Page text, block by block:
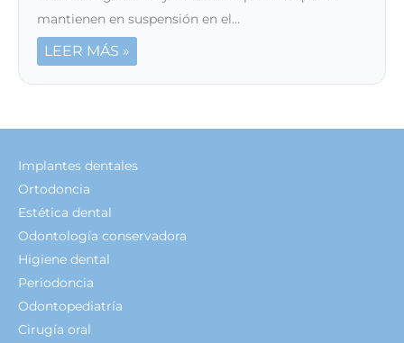
mantienen en suspensión en el…
LEER MÁS »
Implantes dentales
Ortodoncia
Estética dental
Odontología conservadora
Higiene dental
Periodoncia
Odontopediatría
Cirugía oral